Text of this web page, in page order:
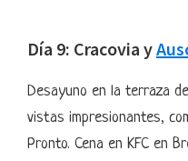
Día 9: Cracovia y
Desayuno en la terraza
vistas impresionantes,
Pronto. Cena en KFC en